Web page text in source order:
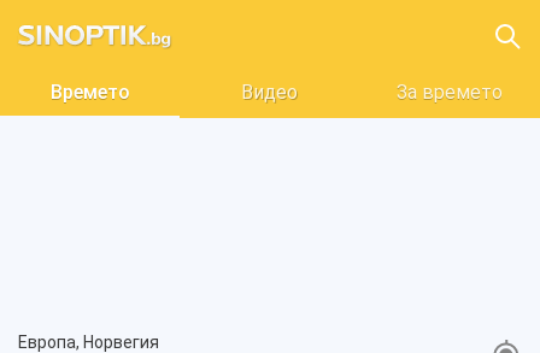
Времето Видео За времето
Европа, Норвегия